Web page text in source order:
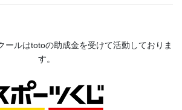
ールはtotoの助成金を受けて活動してお りま
す。